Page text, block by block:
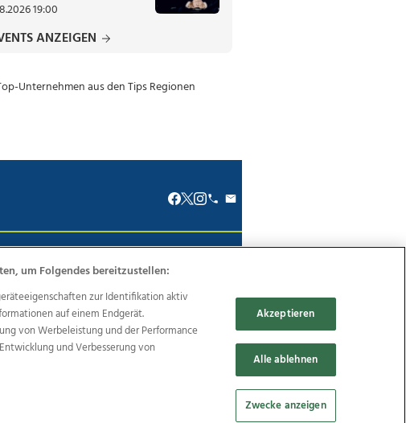
19:00
ANZEIGEN
Ehrenkodex Politische Werbung
OÖN Reise
Promenaden Galerien
um Folgendes bereitzustellen:
zur Identifikation aktiv
auf einem Endgerät.
von Werbeleistung und der Performance
und Verbesserung von
Akzeptieren
Alle ablehnen
Zwecke anzeigen